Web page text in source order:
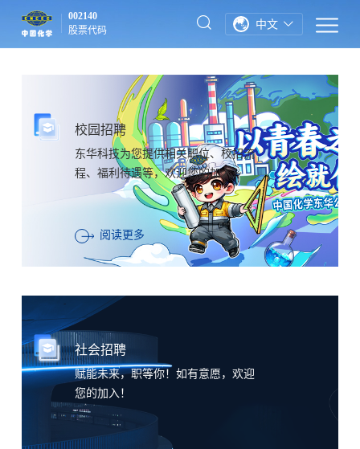
002140
股票代码
中文
校园招聘
东华科技为您提供相关职位、校招流
程、福利待遇等，欢迎您的加入！
阅读更多
社会招聘
赋能未来，职等你！如有意愿，欢迎
您的加入！